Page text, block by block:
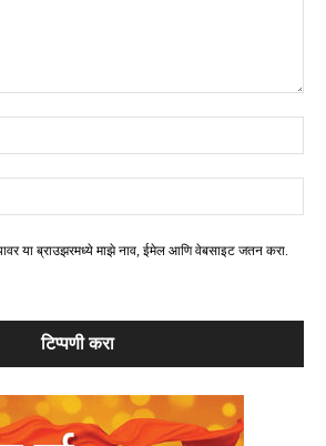
या ब्राउझरमध्ये माझे नाव, ईमेल आणि वेबसाइट जतन करा.